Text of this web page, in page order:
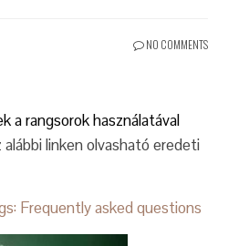
NO COMMENTS
a rangsorok használatával
alábbi linken olvasható eredeti
Frequently asked questions